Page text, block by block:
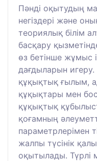
Пәнді оқытудың
негіздері және
теориялық білім
басқару
өз бетінше жұмыс
дағдыларын
құқықтық ғылым,
құқықтары мен
құқықтық
қоғамның
параметрлерімен
жалпы түсінік
оқытылады. Түрлі